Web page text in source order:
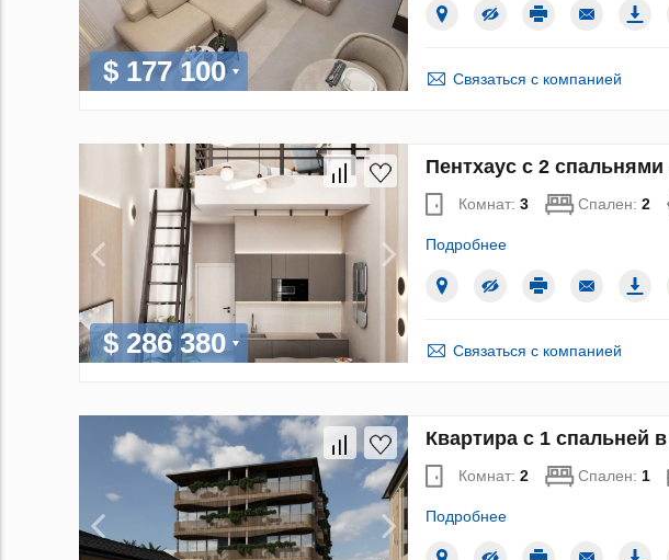
$ 177 100 Связаться с компанией
$ 286 380
Пентхаус с 2
Комнат: 3 Спален: 2
Подробнее
Связаться с компанией
Квартира с 1 спальней
Комнат: 2 Спален: 1
Подробнее